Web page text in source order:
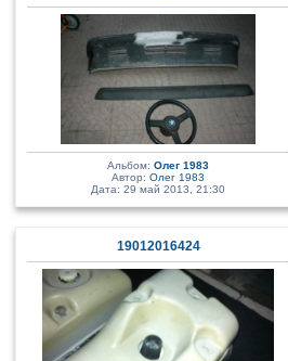
Альбом: Олег 1983
Автор: Олег 1983
Дата: 29 май 2013, 21:30
19012016424